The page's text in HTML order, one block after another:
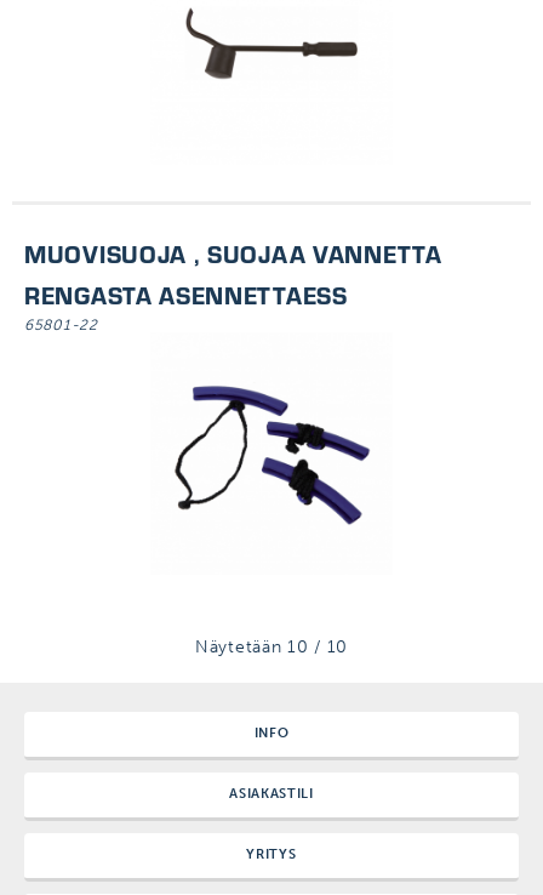
MUOVISUOJA , SUOJAA VANNETTA
RENGASTA ASENNETTAESS
65801-22
Näytetään10 / 10
INFO
ASIAKASTILI
YRITYS